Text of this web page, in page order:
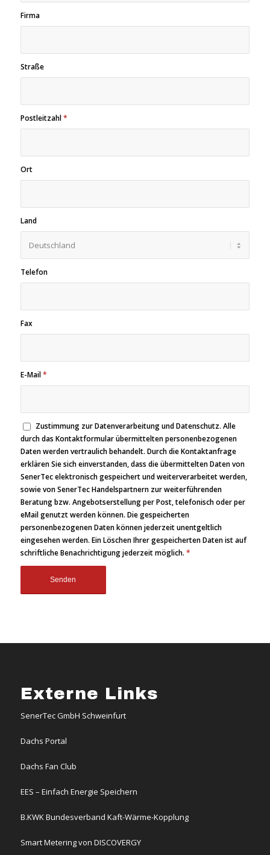
Firma
Straße
Postleitzahl*
Ort
Land
Telefon
Fax
E-Mail*
Zustimmung zur Datenverarbeitung und Datenschutz. Alle
durch das Kontaktformular übermittelten personenbezogenen
Daten werden vertraulich behandelt. Durch die Kontaktanfrage
erklären Sie sich einverstanden, dass die übermittelten Daten von
SenerTec elektronisch gespeichert und weiterverarbeitet werden,
sowie von SenerTec Handelspartnern zur weiterführenden
Beratung bzw. Angebotserstellung per Post, telefonisch oder per
eMail genutzt werden können. Die gespeicherten
personenbezogenen Daten können jederzeit unentgeltlich
eingesehen werden. Ein Löschen Ihrer gespeicherten Daten ist auf
schriftliche Benachrichtigung jederzeit möglich. *
Externe Links
SenerTec GmbH Schweinfurt
Dachs Portal
Dachs Fan Club
EES – Einfach Energie Speichern
B.KWK Bundesverband Kaft-Wärme-Kopplung
Smart Metering von DISCOVERGY